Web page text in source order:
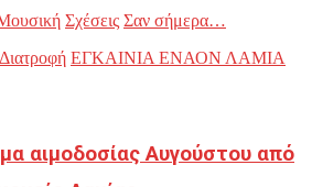
Σχέσεις Σαν σήμερα…
Διατροφή ΕΓΚΑΙΝΙΑ ΕΝΑΟΝ ΛΑΜΙΑ
αιμοδοσίας Αυγούστου από